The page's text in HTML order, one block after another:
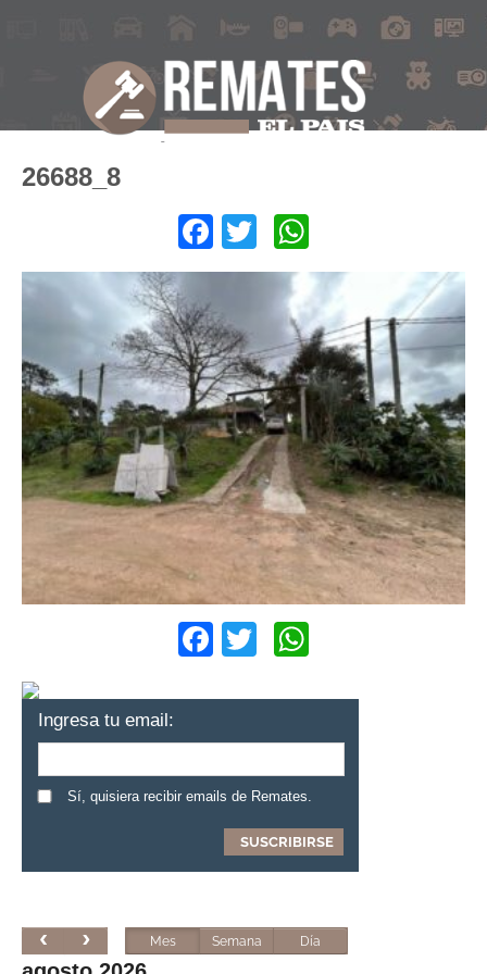
26688_8
Facebook
Twitter
Facebook
Twitter
Ingresa tu email:
Sí, quisiera recibir emails de Remates.
Mes Semana Día